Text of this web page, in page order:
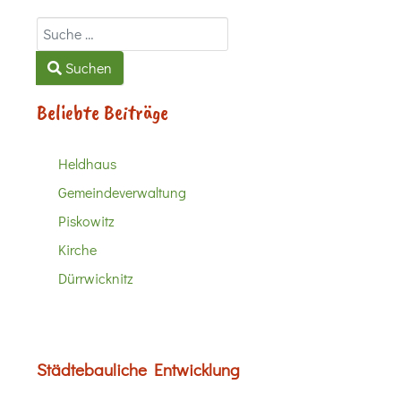
Suchen
Suchen
Beliebte Beiträge
Heldhaus
Gemeindeverwaltung
Piskowitz
Kirche
Dürrwicknitz
Städtebauliche Entwicklung